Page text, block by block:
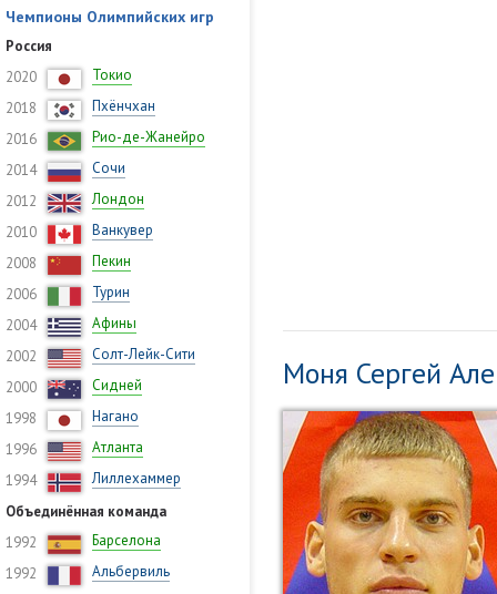
Чемпионы Олимпийских игр
Россия
2020
Токио
2018
Пхёнчхан
2016
Рио-де-Жанейро
2014
Сочи
2012
Лондон
2010
Ванкувер
2008
Пекин
2006
Турин
2004
Афины
2002
Солт-Лейк-Сити
2000
Сидней
1998
Нагано
1996
Атланта
1994
Лиллехаммер
Объединённая команда
1992
Барселона
1992
Альбервиль
Моня Сергей